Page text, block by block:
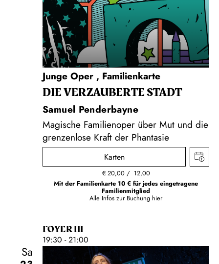
Junge Oper , Familienkarte
DIE VERZAUBERTE STADT
Samuel Penderbayne
Magische Familienoper über Mut und die
grenzenlose Kraft der Phantasie
Karten
€ 20,00
12,00
Mit der Familienkarte 10 € für jedes eingetragene
Familienmitglied
Alle Infos zur Buchung hier
FOYER III
19:30 - 21:00
Sa